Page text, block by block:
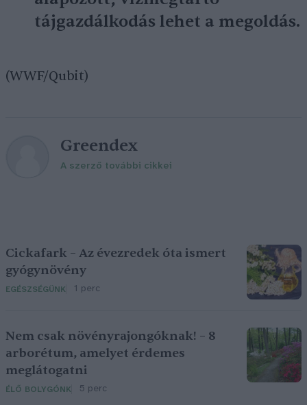
tájgazdálkodás lehet a megoldás.
(WWF/Qubit)
Greendex
A szerző további cikkei
Cickafark – Az évezredek óta ismert
gyógynövény
EGÉSZSÉGÜNK 1 perc
Nem csak növényrajongóknak! – 8
arborétum, amelyet érdemes
meglátogatni
ÉLŐ BOLYGÓNK 5 perc